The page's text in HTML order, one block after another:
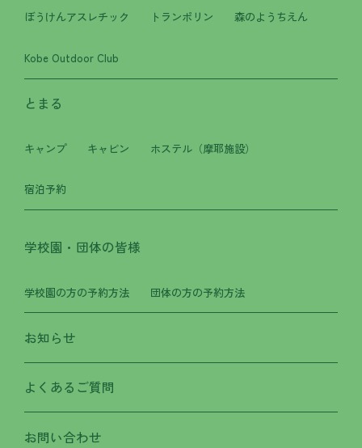
ぼうけんアスレチック トランポリン 森のようちえん
Kobe Outdoor Club
とまる
キャンプ キャビン ホステル（摩耶施設）
宿泊予約
学校園・団体の皆様
学校園の方の予約方法 団体の方の予約方法
お知らせ
よくあるご質問
お問い合わせ